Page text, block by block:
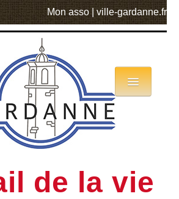
Mon asso ville-gardanne.fr
de la vie
Annuaire
Actualités
MVA